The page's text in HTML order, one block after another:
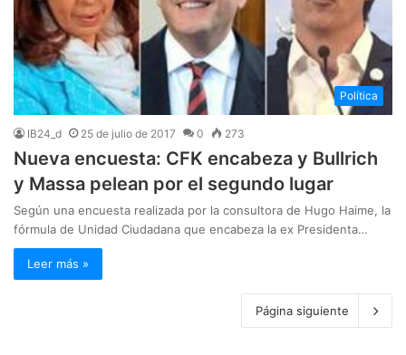
Política
IB24_d 25 de julio de 2017 0 273
Nueva encuesta: CFK encabeza y Bullrich
y Massa pelean por el segundo lugar
Según una encuesta realizada por la consultora de Hugo Haime, la
fórmula de Unidad Ciudadana que encabeza la ex Presidenta…
Leer más »
Página siguiente